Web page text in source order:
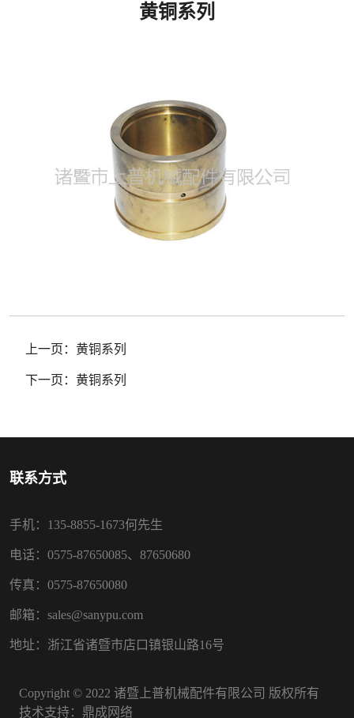
黄铜系列
上一页： 黄铜系列
下一页： 黄铜系列
联系方式
手机：135-8855-1673何先生
电话：0575-87650085、87650680
传真：0575-87650080
邮箱：sales@sanypu.com
地址：浙江省诸暨市店口镇银山路16号
Copyright © 2022 诸暨上普机械配件有限公司 版权所有
技术支持： 鼎成网络